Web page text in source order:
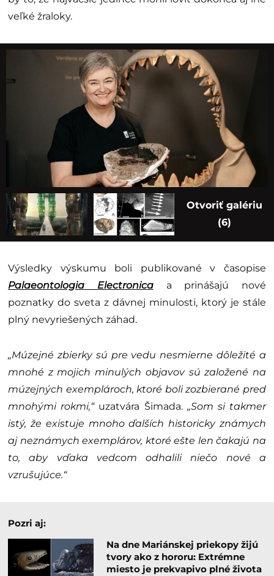
veľké žraloky.
Otvoriť galériu
(6)
Výsledky výskumu boli publikované v časopise
Palaeontologia Electronicaa prinášajú nové
poznatky do sveta z dávnej minulosti, ktorý je stále
plný nevyriešených záhad.
„Múzejné zbierky sú pre vedu nesmierne dôležité a
mnohé z mojich minulých objavov sú založené na
múzejných exemplároch, ktoré boli zozbierané pred
mnohými rokmi,“uzatvára Šimada. „Som si takmer
istý, že existuje mnoho ďalších historicky známych
aj neznámych exemplárov, ktoré ešte len čakajú na
to, aby vďaka vedcom odhalili niečo nové a
vzrušujúce.“
Pozri aj:
Na dne Mariánskej priekopy žijú
tvory ako z hororu: Extrémne
miesto je prekvapivo plné života